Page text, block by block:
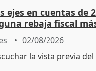
ejes en cuentas de
rebaja fiscal
02/08/2026